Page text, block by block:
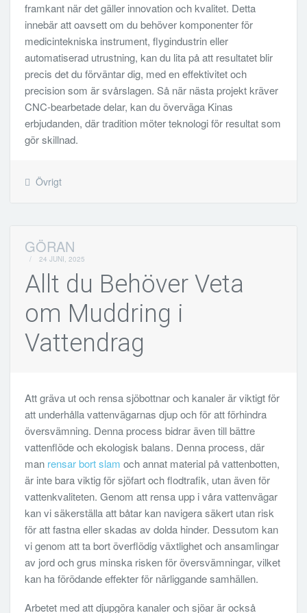
framkant när det gäller innovation och kvalitet. Detta
innebär att oavsett om du behöver komponenter för
medicintekniska instrument, flygindustrin eller
automatiserad utrustning, kan du lita på att resultatet blir
precis det du förväntar dig, med en effektivitet och
precision som är svårslagen. Så när nästa projekt kräver
CNC-bearbetade delar, kan du överväga Kinas
erbjudanden, där tradition möter teknologi för resultat som
gör skillnad.
Övrigt
GÖRAN
/ 24 JUNI, 2025
Allt du Behöver Veta
om Muddring i
Vattendrag
Att gräva ut och rensa sjöbottnar och kanaler är viktigt för
att underhålla vattenvägarnas djup och för att förhindra
översvämning. Denna process bidrar även till bättre
vattenflöde och ekologisk balans. Denna process, där
man rensar bort slam och annat material på vattenbotten,
är inte bara viktig för sjöfart och flodtrafik, utan även för
vattenkvaliteten. Genom att rensa upp i våra vattenvägar
kan vi säkerställa att båtar kan navigera säkert utan risk
för att fastna eller skadas av dolda hinder. Dessutom kan
vi genom att ta bort överflödig växtlighet och ansamlingar
av jord och grus minska risken för översvämningar, vilket
kan ha förödande effekter för närliggande samhällen.
Arbetet med att djupgöra kanaler och sjöar är också